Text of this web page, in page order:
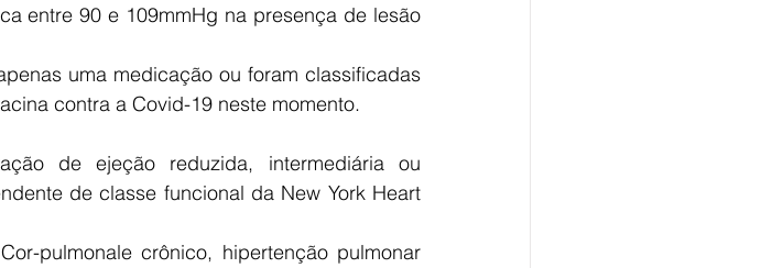
entre 90 e 109mmHg na presença de lesão
uma medicação ou foram classificadas
contra a Covid-19 neste momento.
de ejeção reduzida, intermediária ou
de classe funcional da New York Heart
pulmonale crônico, hipertenção pulmonar